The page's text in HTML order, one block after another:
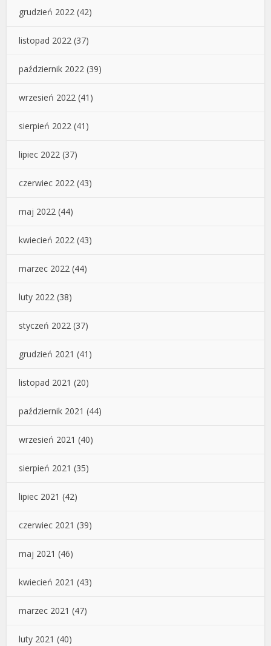
grudzień 2022 (42)
listopad 2022 (37)
październik 2022 (39)
wrzesień 2022 (41)
sierpień 2022 (41)
lipiec 2022 (37)
czerwiec 2022 (43)
maj 2022 (44)
kwiecień 2022 (43)
marzec 2022 (44)
luty 2022 (38)
styczeń 2022 (37)
grudzień 2021 (41)
listopad 2021 (20)
październik 2021 (44)
wrzesień 2021 (40)
sierpień 2021 (35)
lipiec 2021 (42)
czerwiec 2021 (39)
maj 2021 (46)
kwiecień 2021 (43)
marzec 2021 (47)
luty 2021 (40)